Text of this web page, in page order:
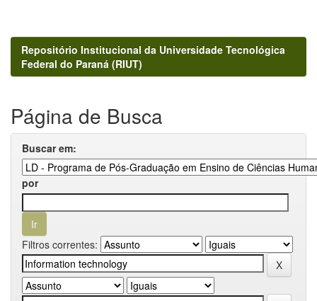
Repositório Institucional da Universidade Tecnológica
Federal do Paraná (RIUT)
Página de Busca
Buscar em:
por
Filtros correntes: